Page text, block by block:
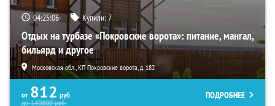
04:25:05 Купили:7
Отдых на турбазе «Покровские ворота»: питание, мангал,
бильярд и другое
Московская обл., КП Покровские ворота, д. 182
от 812 руб.
до140800руб.
ПОДРОБНЕЕ